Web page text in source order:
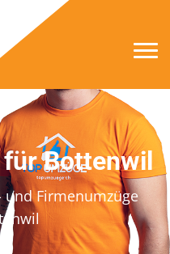
Bottenwil
und Firmenumzüge